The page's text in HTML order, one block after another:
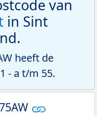
van
in Sint
heeft de
- a t/m 55.